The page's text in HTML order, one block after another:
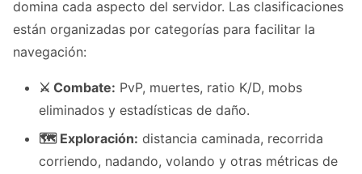
domina cada aspecto del servidor. Las clasificaciones
están organizadas por categorías para facilitar la
navegación:
⚔ Combate: PvP, muertes, ratio K/D, mobs
eliminados y estadísticas de daño.
🗺 Exploración: distancia caminada, recorrida
corriendo, nadando, volando y otras métricas de